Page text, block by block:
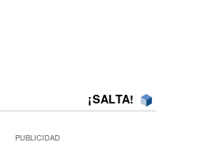
¡SALTA!
PUBLICIDAD